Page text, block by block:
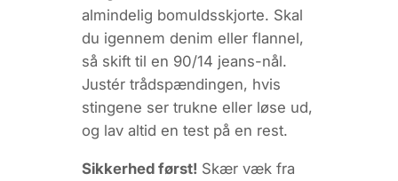
almindelig bomuldsskjorte. Skal
du igennem denim eller flannel,
så skift til en 90/14 jeans-nål.
Justér trådspændingen, hvis
stingene ser trukne eller løse ud,
og lav altid en test på en rest.
Sikkerhed først! Skær væk fra